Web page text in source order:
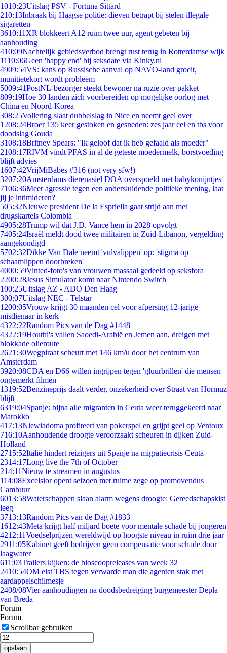
1010:23Uitslag PSV - Fortuna Sittard
210:13Inbraak bij Haagse politie: dieven betrapt bij stelen illegale
sigaretten
3610:11 XR blokkeert A12 ruim twee uur, agent gebeten bij
aanhouding
410:09Nachtelijk gebiedsverbod brengt rust terug in Rotterdamse wijk
1110:06Geen 'happy end' bij seksdate via Kinky.nl
4909:54VS: kans op Russische aanval op NAVO-land groeit,
munitietekort wordt probleem
5009:41PostNL-bezorger steekt bewoner na ruzie over pakket
809:19Hoe 30 landen zich voorbereiden op mogelijke oorlog met
China en Noord-Korea
308:25Vollering slaat dubbelslag in Nice en neemt geel over
1208:24Broer 135 keer gestoken en gesneden: zes jaar cel en tbs voor
doodslag Gouda
3108:18Britney Spears: "Ik geloof dat ik heb gefaald als moeder"
2108:17RIVM vindt PFAS in al de geteste moedermelk, borstvoeding
blijft advies
1607:42VrijMiBabes #316 (not very sfw!)
3207:20Amsterdams dierenasiel DOA overspoeld met babykonijntjes
7106:36Meer agressie tegen een andersluidende politieke mening, laat
jij je intimideren?
505:32Nieuwe president De la Espriella gaat strijd aan met
drugskartels Colombia
4905:28Trump wil dat J.D. Vance hem in 2028 opvolgt
7405:24Israël meldt dood twee militairen in Zuid-Libanon, vergelding
aangekondigd
5702:32Dikke Van Dale neemt 'vulvalippen' op: 'stigma op
schaamlippen doorbreken'
4000:59Vinted-foto's van vrouwen massaal gedeeld op seksfora
2200:28Jesus Simulator komt naar Nintendo Switch
100:25Uitslag AZ - ADO Den Haag
300:07Uitslag NEC - Telstar
1200:05Vrouw krijgt 30 maanden cel voor afpersing 12-jarige
misdienaar in kerk
4322:22Random Pics van de Dag #1448
4322:19Houthi's vallen Saoedi-Arabië en Jemen aan, dreigen met
blokkade olieroute
2621:30Wegpiraat scheurt met 146 km/u door het centrum van
Amsterdam
3920:08CDA en D66 willen ingrijpen tegen 'gluurbrillen' die mensen
ongemerkt filmen
1319:52Benzineprijs daalt verder, onzekerheid over Straat van Hormuz
blijft
6319:04Spanje: bijna alle migranten in Ceuta weer teruggekeerd naar
Marokko
417:13Niewiadoma profiteert van pokerspel en grijpt geel op Ventoux
716:10Aanhoudende droogte veroorzaakt scheuren in dijken Zuid-
Holland
2715:52Italië hindert reizigers uit Spanje na migratiecrisis Ceuta
2314:17Long live the 7th of October
214:11Nieuw te streamen in augustus
114:08Excelsior opent seizoen met ruime zege op promovendus
Cambuur
6013:58Waterschappen slaan alarm wegens droogte: Gereedschapskist
leeg
3713:13Random Pics van de Dag #1833
1612:43Meta krijgt half miljard boete voor mentale schade bij jongeren
4212:11Voedselprijzen wereldwijd op hoogste niveau in ruim drie jaar
2911:05Kabinet geeft bedrijven geen compensatie voor schade door
laagwater
611:03Trailers kijken: de bioscoopreleases van week 32
2410:54OM eist TBS tegen verwarde man die agenten stak met
aardappelschilmesje
2408/08Vier aanhoudingen na doodsbedreiging burgemeester Depla
van Breda
Forum
Forum
Scrollbar gebruiken
opslaan